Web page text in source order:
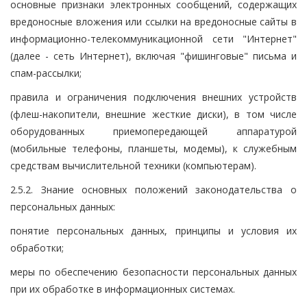
основные признаки электронных сообщений, содержащих
вредоносные вложения или ссылки на вредоносные сайты в
информационно-телекоммуникационной сети "Интернет"
(далее - сеть Интернет), включая "фишинговые" письма и
спам-рассылки;
правила и ограничения подключения внешних устройств
(флеш-накопители, внешние жесткие диски), в том числе
оборудованных приемопередающей аппаратурой
(мобильные телефоны, планшеты, модемы), к служебным
средствам вычислительной техники (компьютерам).
2.5.2. Знание основных положений законодательства о
персональных данных:
понятие персональных данных, принципы и условия их
обработки;
меры по обеспечению безопасности персональных данных
при их обработке в информационных системах.